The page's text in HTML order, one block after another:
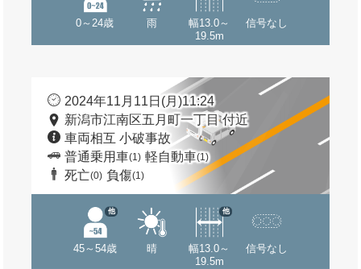
0～24歳 雨
幅13.0～
19.5m
信号なし
2024年11月11日(月)11:24
新潟市江南区五月町一丁目 付近
車両相互 小破事故
普通乗用車(1) 軽自動車(1)
死亡(0) 負傷(1)
45～54歳
他
晴
幅13.0～
19.5m
他
信号なし